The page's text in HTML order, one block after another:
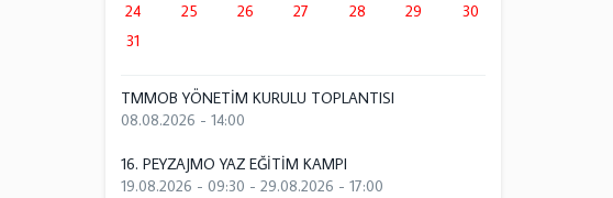
24
25 26 27 28 29
30
31
TMMOB YÖNETİM KURULU TOPLANTISI
08.08.2026 - 14:00
16. PEYZAJMO YAZ EĞİTİM KAMPI
19.08.2026 - 09:30 -29.08.2026 - 17:00